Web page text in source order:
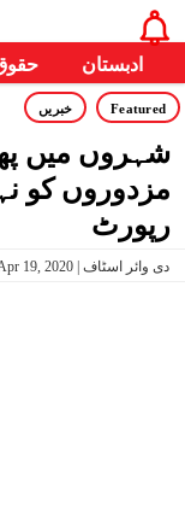
ادبستان
Featured خبریں
مزدوروں کو
رپورٹ
03:26 PM Apr 19, 2020 | دی وائر اسٹاف